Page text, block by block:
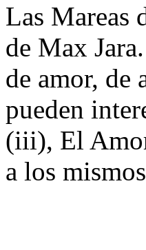
Las Mareas
de Max
de amor, de
pueden
(iii), El
a los